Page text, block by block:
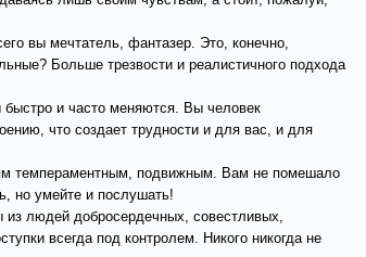
вы мечтатель, фантазер. Это, конечно,
Больше трезвости и реалистичного подхода
и часто меняются. Вы человек
что создает трудности и для вас, и для
темпераментным, подвижным. Вам не помешало
но умейте и послушать!
из людей добросердечных, совестливых,
всегда под контролем. Никого никогда не